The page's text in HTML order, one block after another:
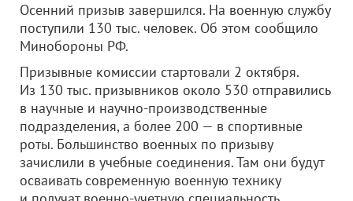
Осенний призыв завершился. На военную службу
поступили 130 тыс. человек. Об этом сообщило
Минобороны РФ.
Призывные комиссии стартовали 2 октября.
Из 130 тыс. призывников около 530 отправились
в научные и научно-производственные
подразделения, а более 200 — в спортивные
роты. Большинство военных по призыву
зачислили в учебные соединения. Там они будут
осваивать современную военную технику